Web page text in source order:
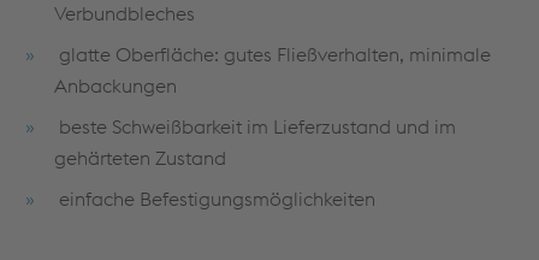
Verbundbleches
glatte Oberfläche: gutes Fließverhalten, minimale
Anbackungen
beste Schweißbarkeit im Lieferzustand und im
gehärteten Zustand
einfache Befestigungsmöglichkeiten